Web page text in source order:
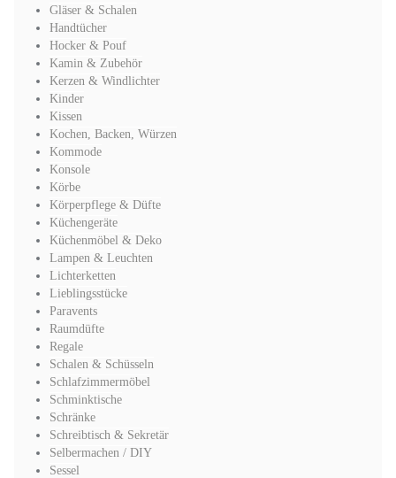
Gläser & Schalen
Handtücher
Hocker & Pouf
Kamin & Zubehör
Kerzen & Windlichter
Kinder
Kissen
Kochen, Backen, Würzen
Kommode
Konsole
Körbe
Körperpflege & Düfte
Küchengeräte
Küchenmöbel & Deko
Lampen & Leuchten
Lichterketten
Lieblingsstücke
Paravents
Raumdüfte
Regale
Schalen & Schüsseln
Schlafzimmermöbel
Schminktische
Schränke
Schreibtisch & Sekretär
Selbermachen / DIY
Sessel